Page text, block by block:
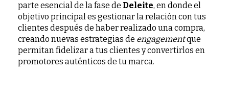
parte esencial de la fase de Deleite, en donde el
objetivo principal es gestionar la relación con tus
clientes después de haber realizado una compra,
creando nuevas estrategias de engagementque
permitan fidelizar a tus clientes y convertirlos en
promotores auténticos de tu marca.